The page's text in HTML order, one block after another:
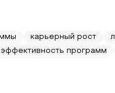
карьерный рост
эффективность программ